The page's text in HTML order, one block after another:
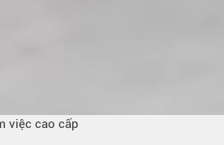
việc cao cấp